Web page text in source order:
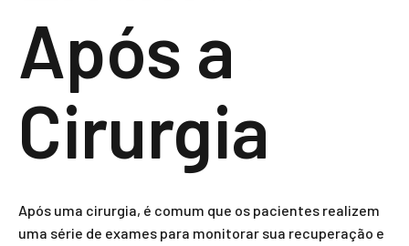
Após a
Cirurgia
Após uma cirurgia, é comum que os pacientes realizem
uma série de exames para monitorar sua recuperação e